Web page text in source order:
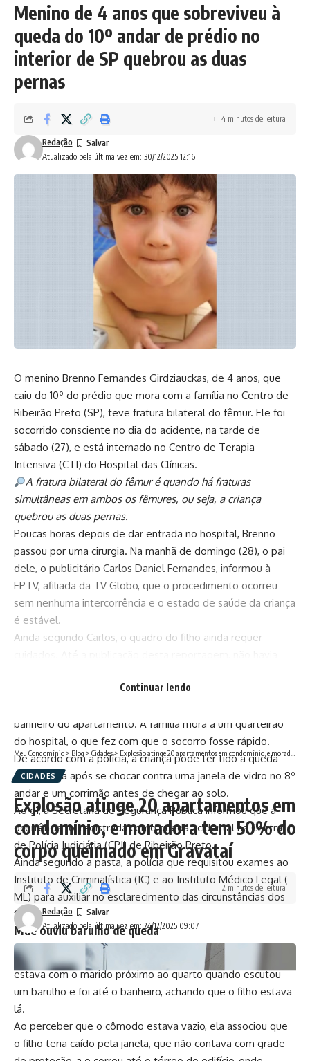
Menino de 4 anos que sobreviveu à
queda do 10º andar de prédio no
interior de SP quebrou as duas
pernas
Atualizado pela última vez em: 30/12/2025 12:16
Redação
4 minutos de leitura
O menino Brenno Fernandes Girdziauckas, de 4 anos, que
caiu do 10º do prédio que mora com a família no Centro de
Ribeirão Preto (SP), teve fratura bilateral do fêmur. Ele foi
socorrido consciente no dia do acidente, na tarde de
sábado (27), e está internado no Centro de Terapia
Intensiva (CTI) do Hospital das Clínicas.
A fratura bilateral do fêmur é quando há fraturas
simultâneas em ambos os fêmures, ou seja, a criança
quebrou as duas pernas.
Poucas horas depois de dar entrada no hospital, Brenno
passou por uma cirurgia. Na manhã de domingo (28), o pai
dele, o publicitário Carlos Daniel Fernandes, informou à
EPTV, afiliada da TV Globo, que o procedimento ocorreu
sem nenhuma intercorrência e o estado de saúde da criança
é estável.
Ainda segundo Carlos, o quadro do filho ainda requer
A queda aconteceu por volta das 15h30 de sábado, quando
banheiro do apartamento. A família mora a um quarteirão
do hospital, o que fez com que o socorro fosse rápido.
De acordo com a polícia, a criança pode ter tido a queda
amortecida após se chocar contra uma janela de vidro no 8º
andar e um corrimão antes de chegar ao solo.
Ao g1, a Secretaria de Segurança Pública informou que a
ocorrência foi registrada como queda acidental na Central
de Polícia Judiciária (CPJ) de Ribeirão Preto.
Ainda segundo a pasta, a polícia que requisitou exames ao
Instituto de Criminalística (IC) e ao Instituto Médico Legal (
ML) para auxiliar no esclarecimento das circunstâncias dos
fatos.
Mãe ouviu barulho de queda
À polícia, a mãe de Brenno, que é psicóloga, informou que
estava com o marido próximo ao quarto quando escutou
um barulho e foi até o banheiro, achando que o filho estava
lá.
Ao perceber que o cômodo estava vazio, ela associou que
o filho teria caído pela janela, que não contava com grade
Continuar lendo
Meu Condomínio > Blog > Cidades>Explosão atinge 20 apartamentos em condomínio, e moradora tem 50% do corpo queimado em Gravataí
CIDADES
Explosão atinge 20 apartamentos em
condomínio, e moradora tem 50% do
corpo queimado em Gravataí
Atualizado pela última vez em: 24/12/2025 09:07
Redação
2 minutos de leitura